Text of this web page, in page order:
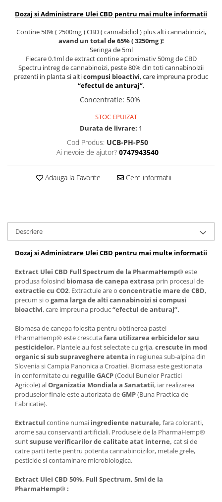
Dozaj si Administrare Ulei CBD pentru mai multe informatii
Contine 50% ( 2500mg ) CBD ( cannabidiol ) plus alti cannabinoizi,
avand un total de 65% ( 3250mg )!
Seringa de 5ml
Fiecare 0.1ml de extract contine aproximativ 50mg de CBD
Spectru intreg de cannabinoizi, peste 80% din toti cannabinoizii
prezenti in planta si alticompusi bioactivi, care impreuna produc
“efectul de anturaj”.
Concentratie: 50%
STOC EPUIZAT
Durata de livrare: 1
Cod Produs: UCB-PH-P50
Ai nevoie de ajutor? 0747943540
Adauga la Favorite Cere informatii
Descriere
Dozaj si Administrare Ulei CBD pentru mai multe informatii
Extract Ulei CBD Full Spectrum de la PharmaHemp®este
produsa folosind biomasa de canepa extrasa prin procesul de
extractie cu CO2. Extractule are o concentratie mare de CBD,
precum si o gama larga de alti cannabinoizi si compusi
bioactivi, care impreuna produc“efectul de anturaj”.
Biomasa de canepa folosita pentru obtinerea pastei
PharmaHemp® este crescutafara utilizarea erbicidelor sau
pesticidelor. Plantele au fost selectate cu grija,crescute in mod
organic si sub supraveghere atenta in regiunea sub-alpina din
Slovenia si Campia Panonica a Croatiei. Biomasa este gestionata
in conformitate cu regulile GACP(Codul Bunelor Practici
Agricole) alOrganizatia Mondiala a Sanatatii, iar realizarea
produselor finale este autorizata deGMP(Buna Practica de
Fabricatie).
Extractul contine numai ingrediente naturale, fara coloranti,
arome sau conservanti artificiali. Produsele de la PharmaHemp®
suntsupuse verificarilor de calitate atat interne, cat si de
catre parti terte pentru potenta cannabinoizilor, metale grele,
pesticide si contaminare microbiologica.
Extract Ulei CBD 50%, Full Spectrum, 5ml de la
PharmaHemp® :